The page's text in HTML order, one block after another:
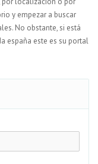
y empezar a buscar
No obstante, si está
españa este es su portal